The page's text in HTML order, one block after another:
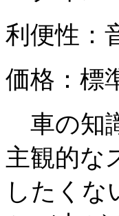
利便性：
価格：標
車の知
主観的な
したくな